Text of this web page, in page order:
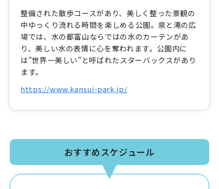
整備された散歩コースがあり、美しく整った景観の
中ゆっくり流れる時間を楽しめる公園。泉と滝の広
場では、水の都富山ならではの水のカーテンがあ
り、美しい水の表情に心を奪われます。公園内に
は”世界一美しい”と呼ばれたスターバックスがあり
ます。
https://www.kansui-park.jp/
おすすめスケジュール